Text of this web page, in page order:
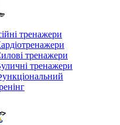
тренажери
тренажери
тренажери